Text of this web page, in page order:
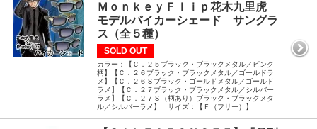
ＭｏｎｋｅｙＦｌｉｐ花木九里虎
モデルバイカーシェード サングラ
ス（全５種）
SOLD OUT
カラー：【Ｃ．２５ブラック・ブラックメタル／ピンク
柄】【Ｃ．２６ブラック・ブラックメタル／ゴールドラ
メ】【Ｃ．２６Ｓブラック・ゴールドメタル／ゴールド
ラメ】【Ｃ．２７ブラック・ブラックメタル／シルバー
ラメ】【Ｃ．２７Ｓ（柄あり）ブラック・ブラックメタ
ル／シルバーラメ】 サイズ：【Ｆ（フリー）】